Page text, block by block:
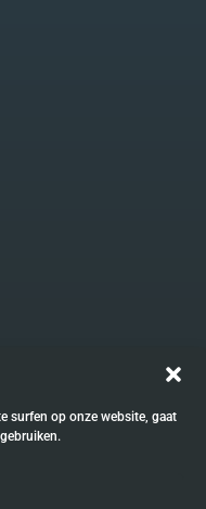
surfen op onze website, gaat